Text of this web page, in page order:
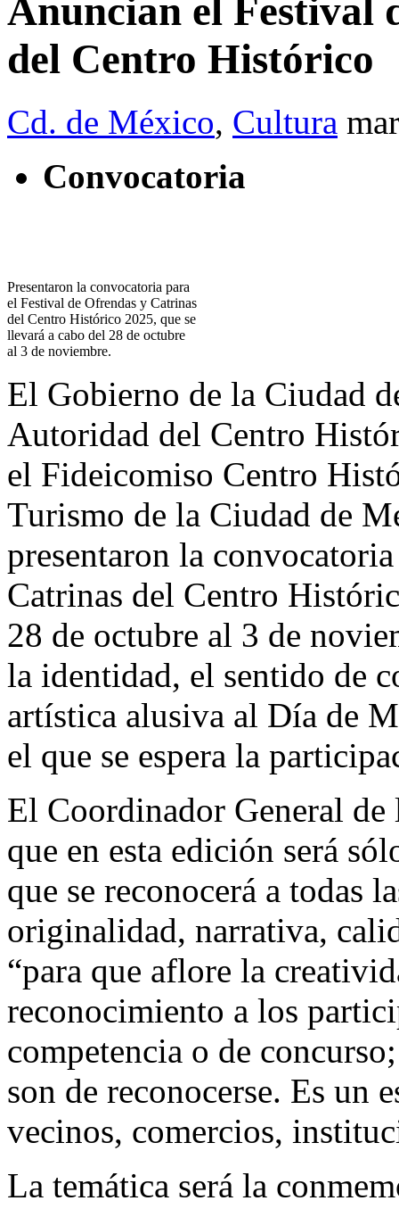
Anuncian el Festival
del Centro Histórico
Cd. de México, Cultura
Convocatoria
Presentaron la convocatoria para
el Festival de Ofrendas y Catrinas
del Centro Histórico 2025, que se
llevará a cabo del 28 de octubre
al 3 de noviembre.
El Gobierno de la Ciudad
Autoridad del Centro
el Fideicomiso Centro
Turismo de la Ciudad de
presentaron la
Catrinas del Centro
28 de octubre al 3 de
la identidad, el sentido de
artística alusiva al Día de
el que se espera la
El Coordinador General
que en esta edición será
que se reconocerá a todas
originalidad, narrativa,
“para que aflore la
reconocimiento a los
competencia o de
son de reconocerse. Es un
vecinos, comercios,
La temática será la